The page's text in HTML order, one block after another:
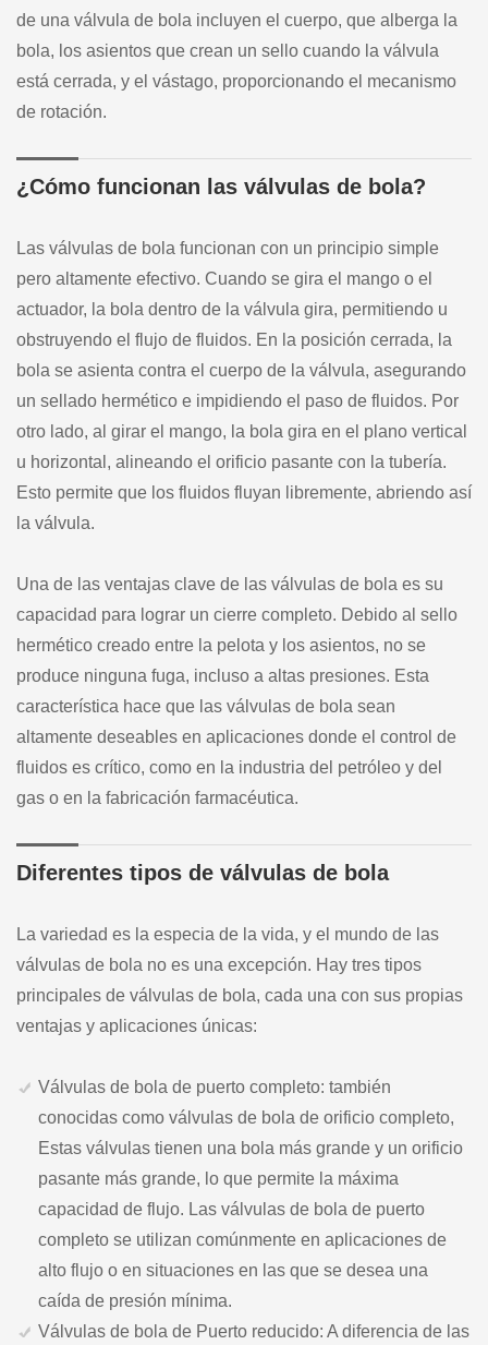
de una válvula de bola incluyen el cuerpo, que alberga la
bola, los asientos que crean un sello cuando la válvula
está cerrada, y el vástago, proporcionando el mecanismo
de rotación.
¿Cómo funcionan las válvulas de bola?
Las válvulas de bola funcionan con un principio simple
pero altamente efectivo. Cuando se gira el mango o el
actuador, la bola dentro de la válvula gira, permitiendo u
obstruyendo el flujo de fluidos. En la posición cerrada, la
bola se asienta contra el cuerpo de la válvula, asegurando
un sellado hermético e impidiendo el paso de fluidos. Por
otro lado, al girar el mango, la bola gira en el plano vertical
u horizontal, alineando el orificio pasante con la tubería.
Esto permite que los fluidos fluyan libremente, abriendo así
la válvula.
Una de las ventajas clave de las válvulas de bola es su
capacidad para lograr un cierre completo. Debido al sello
hermético creado entre la pelota y los asientos, no se
produce ninguna fuga, incluso a altas presiones. Esta
característica hace que las válvulas de bola sean
altamente deseables en aplicaciones donde el control de
fluidos es crítico, como en la industria del petróleo y del
gas o en la fabricación farmacéutica.
Diferentes tipos de válvulas de bola
La variedad es la especia de la vida, y el mundo de las
válvulas de bola no es una excepción. Hay tres tipos
principales de válvulas de bola, cada una con sus propias
ventajas y aplicaciones únicas:
Válvulas de bola de puerto completo: también
conocidas como válvulas de bola de orificio completo,
Estas válvulas tienen una bola más grande y un orificio
pasante más grande, lo que permite la máxima
capacidad de flujo. Las válvulas de bola de puerto
completo se utilizan comúnmente en aplicaciones de
alto flujo o en situaciones en las que se desea una
caída de presión mínima.
Válvulas de bola de Puerto reducido: A diferencia de las